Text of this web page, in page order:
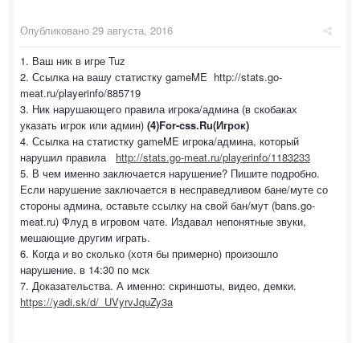
Опубликовано 29 августа, 2016
1. Ваш ник в игре Tuz
2. Ссылка на вашу статистку gameME http://stats.go-
meat.ru/playerinfo/885719
3. Ник нарушающего правила игрока/админа (в скобаках
указать игрок или админ) (4)For-css.Ru(Игрок)
4. Ссылка на статистку gameME игрока/админа, который
нарушил правила http://stats.go-meat.ru/playerinfo/1183233
5. В чем именно заключается нарушение? Пишите подробно.
Если нарушение заключается в несправедливом бане/муте со
стороны админа, оставьте ссылку на свой бан/мут (bans.go-
meat.ru) Флуд в игровом чате. Издавал непонятные звуки,
мешающие другим играть.
6. Когда и во сколько (хотя бы примерно) произошло
нарушение. в 14:30 по мск
7. Доказательства. А именно: скриншоты, видео, демки.
https://yadi.sk/d/_UVyrvJquZy3a